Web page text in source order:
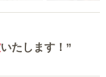
いたします！”